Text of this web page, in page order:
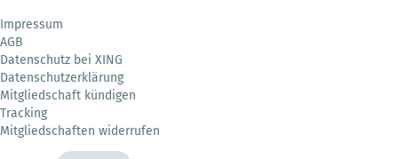
Impressum
AGB
Datenschutz bei XING
Datenschutzerklärung
Mitgliedschaft kündigen
Tracking
Mitgliedschaften widerrufen